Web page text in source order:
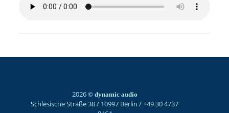
2026© dynamic audio
Schlesische Straße 38 / 10997 Berlin / +49 30 4737